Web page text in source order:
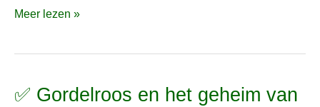
Meer lezen »
✅ Gordelroos en het geheim van
✅